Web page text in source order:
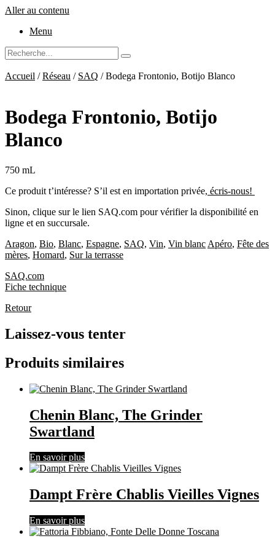
Aller au contenu
Menu
Accueil /Réseau / SAQ / Bodega Frontonio, Botijo Blanco
Bodega Frontonio, Botijo
Blanco
750 mL
Ce produit t’intéresse? S’il est en importation privée, écris-nous!
Sinon, clique sur le lien SAQ.com pour vérifier la disponibilité en
ligne et en succursale.
Aragon, Bio, Blanc, Espagne, SAQ, Vin, Vin blanc Apéro, Fête des
mères, Homard, Sur la terrasse
SAQ.com
Fiche technique
Retour
Laissez-vous tenter
Produits similaires
Chenin Blanc, The Grinder
Swartland
En savoir plus
Dampt Frère Chablis Vieilles Vignes
En savoir plus